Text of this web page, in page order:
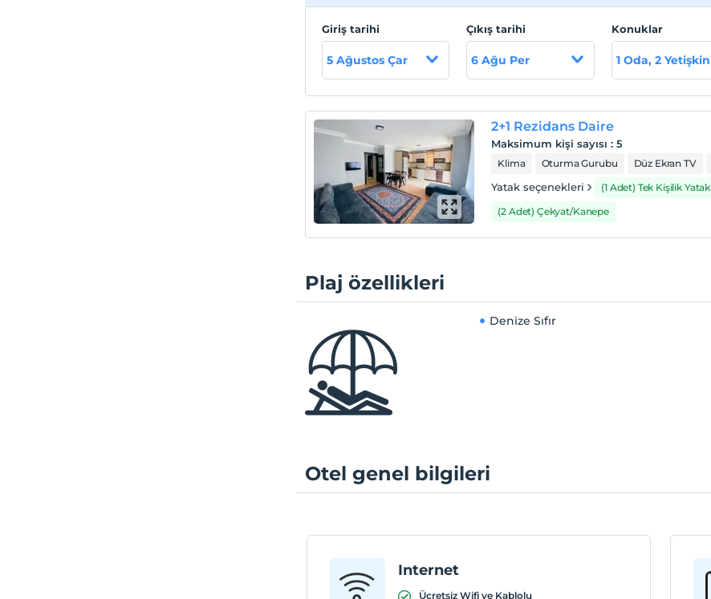
Giriş tarihi
5 Ağustos Çar
Çıkış tarihi
6 Ağu Per
Konuklar
1 Oda, 2 Yetişkin
2+1 Rezidans Daire
Maksimum kişi sayısı :5
Klima Oturma Gurubu Düz Ekran TV
Yatak seçenekleri (1 Adet) Tek Kişilik Yatak
(2 Adet) Çekyat/Kanepe
Plaj özellikleri
Denize Sıfır
Otel genel bilgileri
Internet
Ücretsiz Wifi ve Kablolu